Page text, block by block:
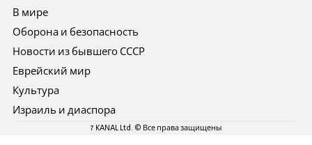
В мире
Оборона и безопасность
Новости из бывшего СССР
Еврейский мир
Культура
Израиль и диаспора
7 KANAL Ltd. © Все права защищены